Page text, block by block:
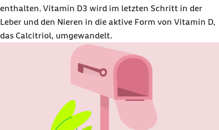
enthalten. Vitamin D3 wird im letzten Schritt in der
Leber und den Nieren in die aktive Form von Vitamin D,
das Calcitriol, umgewandelt.